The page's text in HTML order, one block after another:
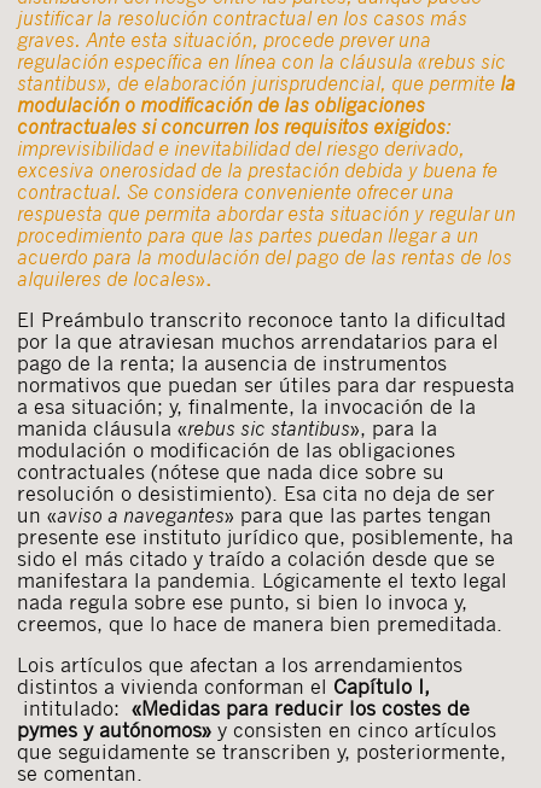
justificar la resolución contractual en los casos más
graves. Ante esta situación, procede prever una
regulación específica en línea con la cláusula «rebus sic
stantibus», de elaboración jurisprudencial, que permite la
modulación o modificación de las obligaciones
contractuales si concurren los requisitos exigidos:
imprevisibilidad e inevitabilidad del riesgo derivado,
excesiva onerosidad de la prestación debida y buena fe
contractual. Se considera conveniente ofrecer una
respuesta que permita abordar esta situación y regular un
procedimiento para que las partes puedan llegar a un
acuerdo para la modulación del pago de las rentas de los
alquileres de locales».
El Preámbulo transcrito reconoce tanto la dificultad
por la que atraviesan muchos arrendatarios para el
pago de la renta; la ausencia de instrumentos
normativos que puedan ser útiles para dar respuesta
a esa situación; y, finalmente, la invocación de la
manida cláusula «rebus sic stantibus», para la
modulación o modificación de las obligaciones
contractuales (nótese que nada dice sobre su
resolución o desistimiento). Esa cita no deja de ser
un «aviso a navegantes» para que las partes tengan
presente ese instituto jurídico que, posiblemente, ha
sido el más citado y traído a colación desde que se
manifestara la pandemia. Lógicamente el texto legal
nada regula sobre ese punto, si bien lo invoca y,
creemos, que lo hace de manera bien premeditada.
Lois artículos que afectan a los arrendamientos
distintos a vivienda conforman el Capítulo I,
intitulado: «Medidas para reducir los costes de
pymes y autónomos» y consisten en cinco artículos
que seguidamente se transcriben y, posteriormente,
se comentan.